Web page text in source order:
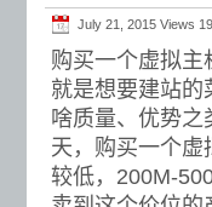
July 21, 2015 Views
购买一个虚拟主
就是想要建站的
啥质量、优势之
天，购买一个虚
较低，200M-